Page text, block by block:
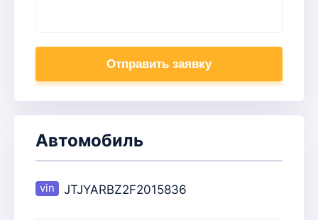
Отправить заявку
Автомобиль
JTJYARBZ2F2015836